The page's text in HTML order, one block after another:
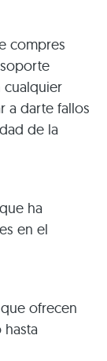
compres
a darte fallos
de la
ha
en el
ofrecen